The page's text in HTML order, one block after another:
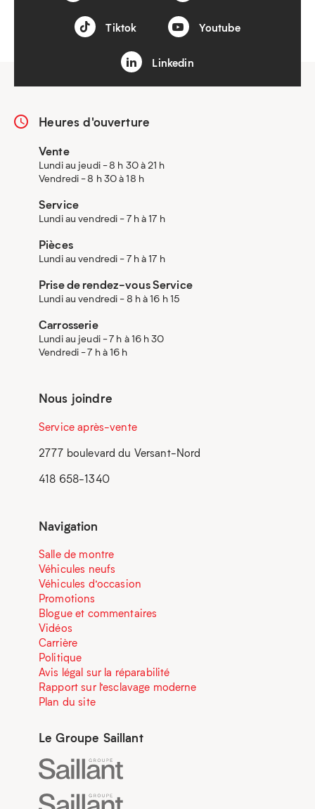
Tiktok Youtube
Linkedin
Heures d'ouverture
Vente
Lundi au jeudi - 8 h 30 à 21 h
Vendredi - 8 h 30 à 18 h
Service
Lundi au vendredi - 7 h à 17 h
Pièces
Lundi au vendredi - 7 h à 17 h
Prise de rendez-vous Service
Lundi au vendredi - 8 h à 16 h 15
Carrosserie
Lundi au jeudi - 7 h à 16 h 30
Vendredi - 7 h à 16 h
Nous joindre
Service après-vente
2777 boulevard du Versant-Nord
418 658-1340
Navigation
Salle de montre
Véhicules neufs
Véhicules d’occasion
Promotions
Blogue et commentaires
Vidéos
Carrière
Politique
Avis légal sur la réparabilité
Rapport sur l’esclavage moderne
Plan du site
Le Groupe Saillant